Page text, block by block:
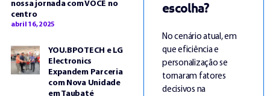
nossa jornada com VOCÊ no
centro
abril 16, 2025
YOU.BPOTECH e LG
Electronics
Expandem Parceria
com Nova Unidade
em Taubaté
escolha?
No cenário atual, em
que eficiência e
personalização se
tornaram fatores
decisivos na